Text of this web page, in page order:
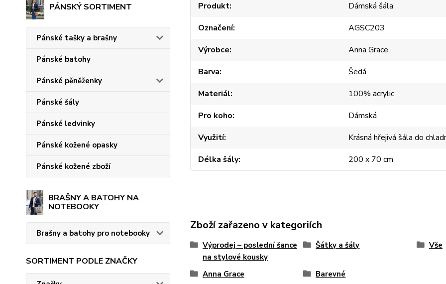
PÁNSKÝ SORTIMENT
Pánské tašky a brašny
Pánské batohy
Pánské pěněženky
Pánské šály
Pánské ledvinky
Pánské kožené opasky
Pánské kožené zboží
BRAŠNY A BATOHY NA
NOTEBOOKY
Brašny a batohy pro notebooky
SORTIMENT PODLE ZNAČKY
Produkt
Dámská šála
Označení
AGSC203
Výrobce
Anna Grace
Barva
Šedá
Materiál
100% acrylic
Pro koho
Dámská
Využití
Krásná hřejivá šála do
Délka šály
200 x 70 cm
Zboží zařazeno v kategoriích
Výprodej – poslední šance
na stylové kousky
Šátky a šály Vše
Anna Grace Barevné